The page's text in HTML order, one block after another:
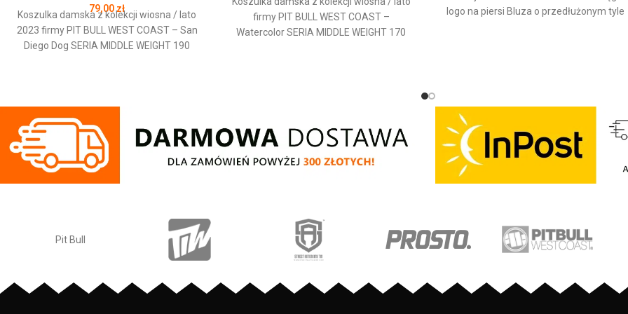
79,00zł
Koszulka damska z kolekcji wiosna / lato
2023 firmy PIT BULL WEST COAST – San
Diego Dog SERIA MIDDLE WEIGHT 190
wykonany z najwyższej jakości bawełny o
gramaturze 190 g/m2 - miękka lamówka
od wewnętrznej strony kołnierza
chroniąca przed otarciami - duży nadruk z
przodu - duża tkana naszywka z logo
marki PIT BULL WEST COAST u dołu
firmy PIT BULL WEST COAST –
Watercolor SERIA MIDDLE WEIGHT 170
kolorowy nadruk z przodu - mały nadruk
PitBull na karku - nadruki wykonane
wyszywany napis Pitbull na rękawku -
skład materiału: 100% bawełna
Producent: Pit Bull Kolor: Biały
logo na piersi Bluza o przedłużonym tyle
polskiego rapu oraz ulicy Na rynku od
1999 roku